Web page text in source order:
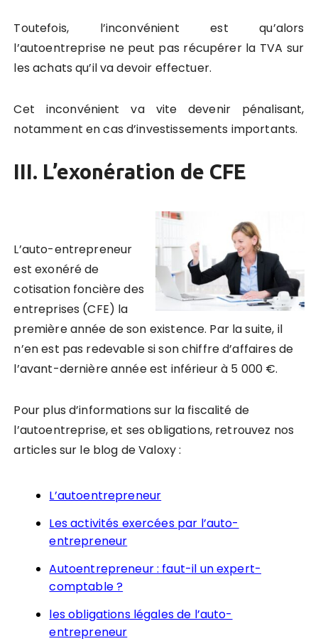
Toutefois, l’inconvénient est qu’alors
l’autoentreprise ne peut pas récupérer la TVA sur
les achats qu’il va devoir effectuer.
Cet inconvénient va vite devenir pénalisant,
notamment en cas d’investissements importants.
III. L’exonération de CFE
L’auto-entrepreneur
est exonéré de
cotisation foncière des
entreprises (CFE) la
première année de son existence. Par la suite, il
n’en est pas redevable si son chiffre d’affaires de
l’avant-dernière année est inférieur à 5 000 €.
Pour plus d’informations sur la fiscalité de
l’autoentreprise, et ses obligations, retrouvez nos
articles sur le blog de Valoxy :
L’autoentrepreneur
Les activités exercées par l’auto-
entrepreneur
Autoentrepreneur : faut-il un expert-
comptable ?
les obligations légales de l’auto-
entrepreneur